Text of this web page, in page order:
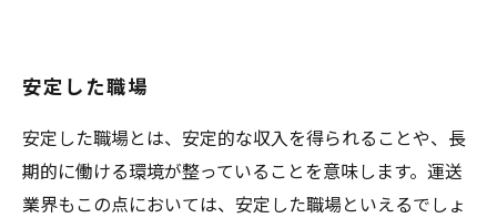
安定した職場
安定した職場とは、安定的な収入を得られることや、長
期的に働ける環境が整っていることを意味します。運送
業界もこの点においては、安定した職場といえるでしょ